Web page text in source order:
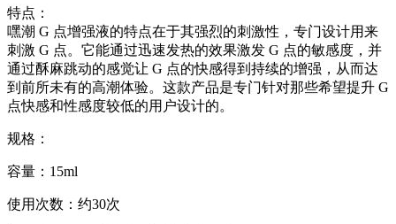
特点：
嘿潮 G 点增强液的特点在于其强烈的刺激性，专门设计用来
刺激 G 点。它能通过迅速发热的效果激发 G 点的敏感度，并
通过酥麻跳动的感觉让 G 点的快感得到持续的增强，从而达
到前所未有的高潮体验。这款产品是专门针对那些希望提升 G
点快感和性感度较低的用户设计的。
规格：
容量：15ml
使用次数：约30次